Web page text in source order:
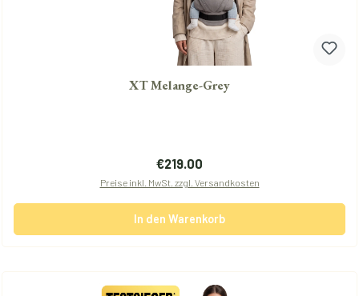
XT Melange-Grey
Regulärer Preis:
€219.00
Preise inkl. MwSt. zzgl. Versandkosten
In den Warenkorb